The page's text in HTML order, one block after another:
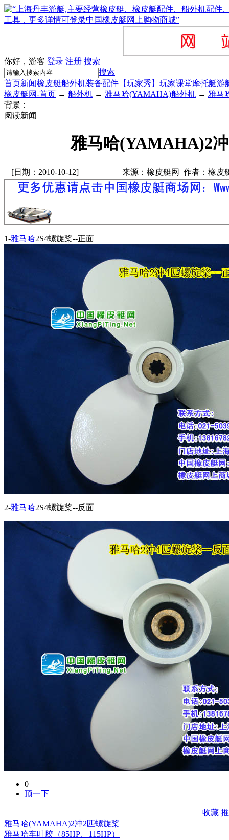
你好，游客 登录 注册 搜索
搜索
首页新闻橡皮艇船外机装备配件 【玩家秀】 玩家课堂摩托艇游
橡皮艇网-首页 → 船外机 → 雅马哈(YAMAHA)船外机 → 雅马
背景：
阅读新闻
雅马哈(YAMAHA)2
[日期：2010-10-12] 来源：橡皮艇网 作者：橡皮
1-雅马哈2S4螺旋桨--正面
2-雅马哈2S4螺旋桨--反面
0
顶一下
收藏
雅马哈(YAMAHA)2冲2匹螺旋桨
雅马哈车叶胶（85HP、115HP）